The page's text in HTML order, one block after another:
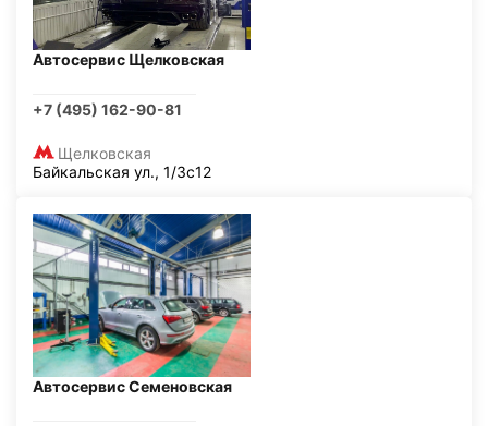
Автосервис Щелковская
+7 (495) 162-90-81
Щелковская
Байкальская ул., 1/3с12
Автосервис Семеновская